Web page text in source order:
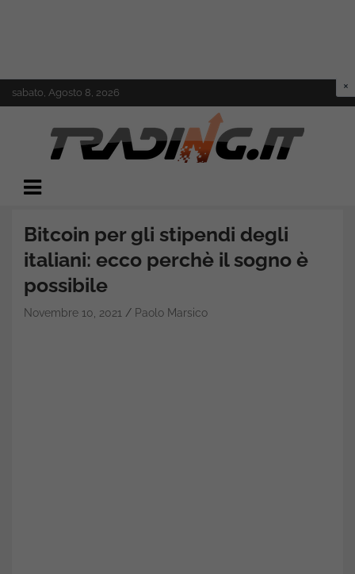
to
sabato, Agosto 8, 2026
Trading.it
Bitcoin per gli stipendi degli
italiani: ecco perchè il sogno è
possibile
Novembre 10, 2021 Paolo Marsico